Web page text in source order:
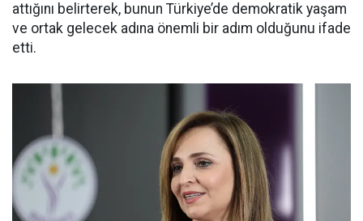
attığını belirterek, bunun Türkiye’de demokratik yaşam
ve ortak gelecek adına önemli bir adım olduğunu ifade
etti.